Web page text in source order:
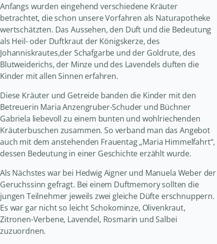
Anfangs wurden eingehend verschiedene Kräuter
betrachtet, die schon unsere Vorfahren als Naturapotheke
wertschätzten. Das Aussehen, den Duft und die Bedeutung
als Heil- oder Duftkraut der Königskerze, des
Johanniskrautes,der Schafgarbe und der Goldrute, des
Blutweiderichs, der Minze und des Lavendels duften die
Kinder mit allen Sinnen erfahren.
Diese Kräuter und Getreide banden die Kinder mit den
Betreuerin Maria Anzengruber-Schuder und Büchner
Gabriela liebevoll zu einem bunten und wohlriechenden
Kräuterbuschen zusammen. So verband man das Angebot
auch mit dem anstehenden Frauentag „Maria Himmelfahrt“,
dessen Bedeutung in einer Geschichte erzählt wurde.
Als Nächstes war bei Hedwig Aigner und Manuela Weber der
Geruchssinn gefragt. Bei einem Duftmemory sollten die
jungen Teilnehmer jeweils zwei gleiche Düfte erschnuppern.
Es war gar nicht so leicht Schokominze, Olivenkraut,
Zitronen-Verbene, Lavendel, Rosmarin und Salbei
zuzuordnen.